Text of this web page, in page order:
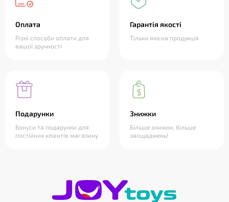
Оплата
Різні способи оплати для
вашої зручності
Гарантія якості
Тільки якісна продукція
Подарунки
Бонуси та подарунки для
постійних клієнтів магазину
Знижки
Більше знижок, більше
заощаджень!